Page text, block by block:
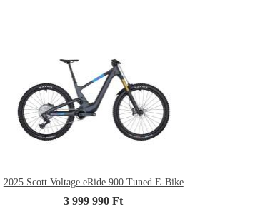
2025 Scott Voltage eRide 900 Tuned E-Bike
3 999 990 Ft